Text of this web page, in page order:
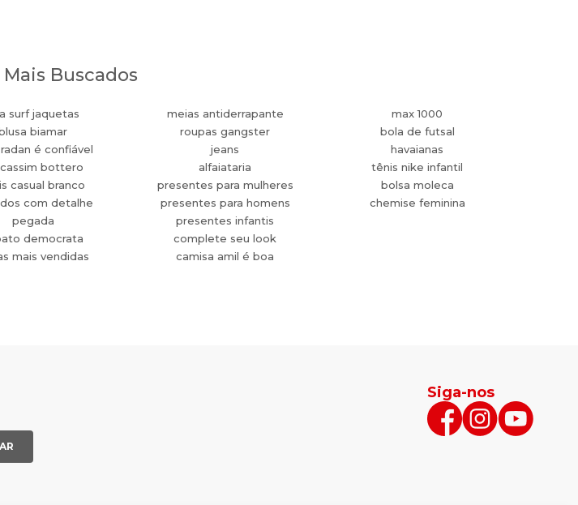
Buscados
surf jaquetas
biamar
é confiável
bottero
casual branco
com detalhe
pegada
democrata
mais vendidas
meias antiderrapante
roupas gangster
jeans
alfaiataria
presentes para mulheres
presentes para homens
presentes infantis
complete seu look
camisa amil é boa
max 1000
bola de futsal
havaianas
tênis nike infantil
bolsa moleca
chemise feminina
Siga-nos